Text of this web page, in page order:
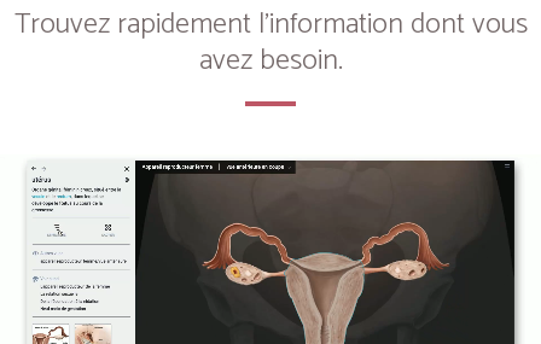
Trouvez rapidement l'information dont vous
avez besoin.